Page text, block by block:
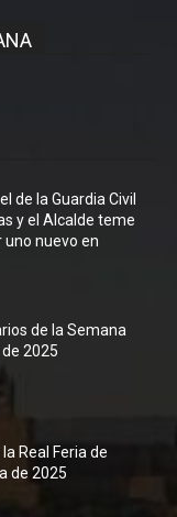
de la Guardia Civil
y el Alcalde teme
nuevo en
de la Semana
2025
Real Feria de
de 2025